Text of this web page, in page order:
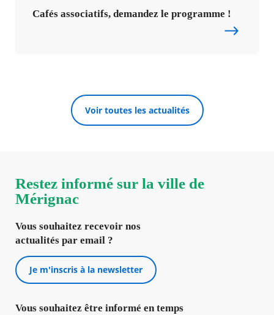
Cafés associatifs, demandez le programme !
Voir toutes les actualités
Restez informé sur la ville de
Mérignac
Vous souhaitez recevoir nos
actualités par email ?
Je m'inscris à la newsletter
Vous souhaitez être informé en temps